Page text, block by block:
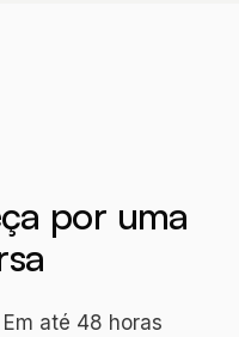
por uma
até 48 horas